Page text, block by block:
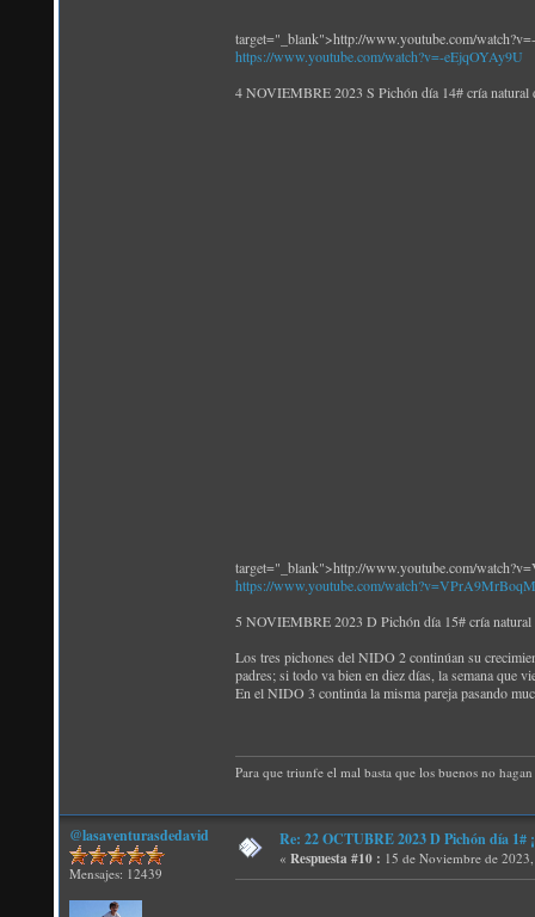
target="_blank">http://www.youtube.com/
https://www.youtube.com/watch?v=-eEjqOYAy9U
4 NOVIEMBRE 2023 S Pichón día 14# cría
target="_blank">http://www.youtube.com/
https://www.youtube.com/watch?v=VPrA9MrBoqM
5 NOVIEMBRE 2023 D Pichón día 15# cría
Los tres pichones del NIDO 2 continúan su
padres; si todo va bien en diez días, la semana que
En el NIDO 3 continúa la misma pareja pasando
Para que triunfe el mal basta que los buenos no
@lasaventurasdedavid
Mensajes: 12439
Re: 22 OCTUBRE 2023 D Pichón día
« Respuesta #10 : 15 de Noviembre de